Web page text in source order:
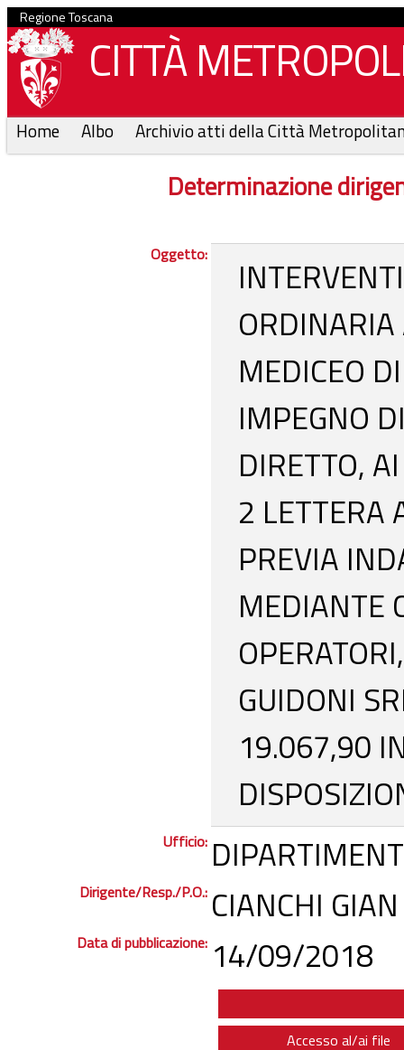
Regione Toscana
CITTÀ
Home Albo Archivio atti della Città
Determinazione
Oggetto:
ORDINARIA
MEDICEO
IMPEGNO
DIRETTO,
2 LETTERA
PREVIA
MEDIANTE
GUIDONI
19.067,90
Ufficio:
Dirigente/Resp./P.O.: CIANCHI
Data di pubblicazione: 14/09/2018
Accesso al/ai file